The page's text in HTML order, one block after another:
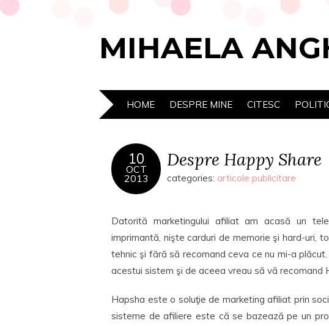
MIHAELA
HOME DESPRE MINE CITESC
10
OCT
2013
Despre Happy Share
categories: articole publicitare
Datorită marketingului afiliat am acasă un
imprimantă, nişte carduri de memorie şi hard-uri,
tehnic şi fără să recomand ceva ce nu mi-a
acestui sistem şi de aceea vreau să vă recomand
Hapsha este o soluţie de marketing afiliat prin
sisteme de afiliere este că se bazează pe un